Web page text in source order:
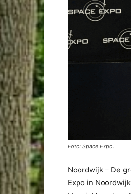
Foto: Space Expo.
Noordwijk – De
Expo in